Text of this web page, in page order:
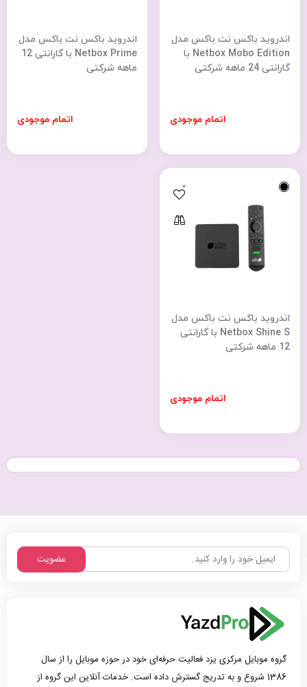
اندروید باکس نت باکس مدل
Netbox Mobo Edition با
گارانتی 24 ماهه شرکتی
اتمام موجودی
اندروید باکس نت باکس مدل
Netbox Prime با گارانتی 12
ماهه شرکتی
اتمام موجودی
اندروید باکس نت باکس مدل
Netbox Shine S با گارانتی
12 ماهه شرکتی
اتمام موجودی
0
عضویت
گروه موبایل مرکزی یزد فعالیت حرفه‌ای خود در حوزه موبایل را از سال
1386 شروع و به تدریج گسترش داده است. خدمات آنلاین این گروه از